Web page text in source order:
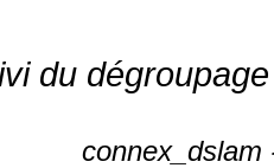
du
connex_dslam